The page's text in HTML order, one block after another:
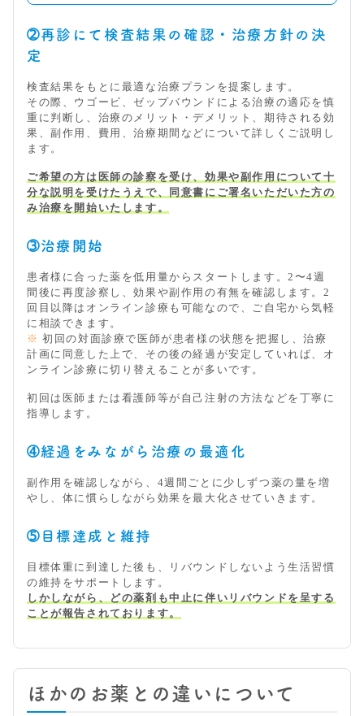
➁再診にて検査結果の確認・治療方針の決
定
検査結果をもとに最適な治療プランを提案します。
その際、ウゴービ、ゼップバウンドによる治療の適応を慎
重に判断し、治療のメリット・デメリット、期待される効
果、副作用、費用、治療期間などについて詳しくご説明し
ます。
ご希望の方は医師の診察を受け、効果や副作用について十
分な説明を受けたうえで、同意書にご署名いただいた方の
み治療を開始いたします。
➂治療開始
患者様に合った薬を低用量からスタートします。2〜4週
間後に再度診察し、効果や副作用の有無を確認します。2
回目以降はオンライン診療も可能なので、ご自宅から気軽
に相談できます。
※ 初回の対面診療で医師が患者様の状態を把握し、治療
計画に同意した上で、その後の経過が安定していれば、オ
ンライン診療に切り替えることが多いです。
初回は医師または看護師等が自己注射の方法などを丁寧に
指導します。
➃経過をみながら治療の最適化
副作用を確認しながら、4週間ごとに少しずつ薬の量を増
やし、体に慣らしながら効果を最大化させていきます。
➄目標達成と維持
目標体重に到達した後も、リバウンドしないよう生活習慣
の維持をサポートします。
しかしながら、どの薬剤も中止に伴いリバウンドを呈する
ことが報告されております。
ほかのお薬との違いについて